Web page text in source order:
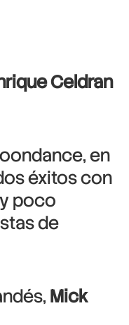
Celdran
en
éxitos con
poco
de
Mick